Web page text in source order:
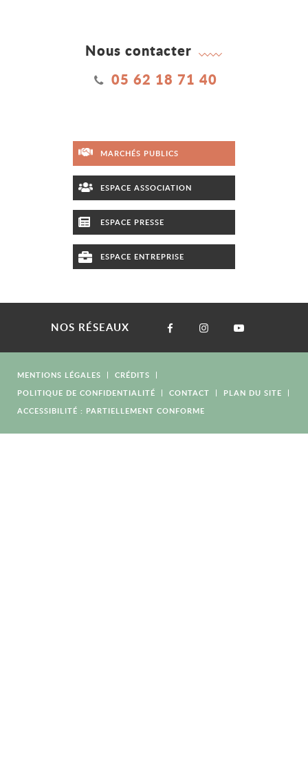
Nous contacter
05 62 18 71 40
MARCHÉS PUBLICS
ESPACE ASSOCIATION
ESPACE PRESSE
ESPACE ENTREPRISE
NOS RÉSEAUX
MENTIONS LÉGALES
CRÉDITS
POLITIQUE DE CONFIDENTIALITÉ
CONTACT
PLAN DU SITE
ACCESSIBILITÉ : PARTIELLEMENT CONFORME